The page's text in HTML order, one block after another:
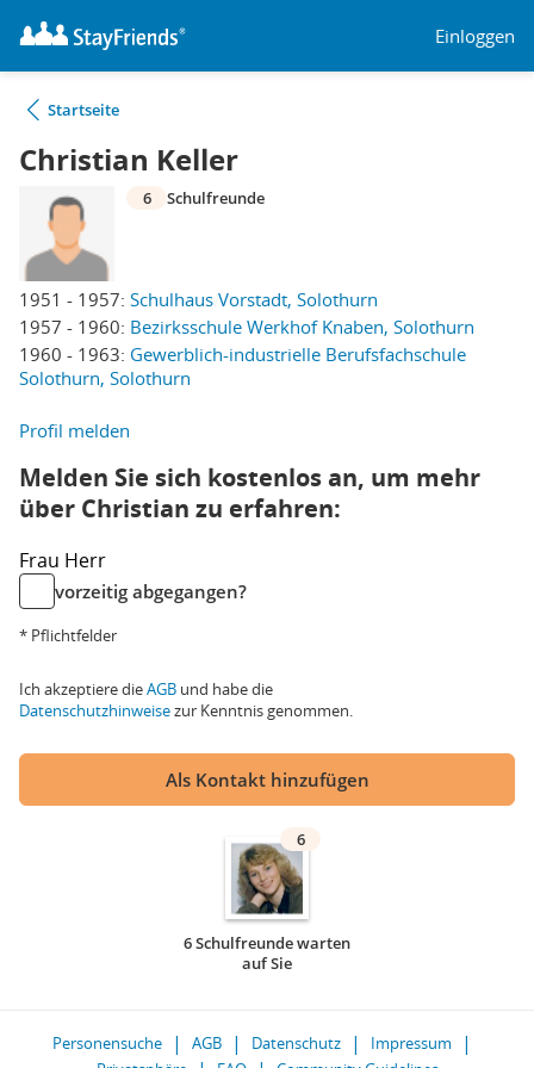
Einloggen
Startseite
Christian Keller
1951 - 1957: Schulhaus Vorstadt, Solothurn
1957 - 1960: Bezirksschule Werkhof Knaben, Solothurn
1960 - 1963: Gewerblich-industrielle Berufsfachschule
Solothurn, Solothurn
6 Schulfreunde
Profil melden
Melden Sie sich kostenlos an, um mehr
über Christian zu erfahren:
Frau Herr
vorzeitig abgegangen?
* Pflichtfelder
Ich akzeptiere dieAGB und habe die
Datenschutzhinweisezur Kenntnis genommen.
Als Kontakt hinzufügen
6
6 Schulfreunde warten
auf Sie
Personensuche AGB Datenschutz
Impressum